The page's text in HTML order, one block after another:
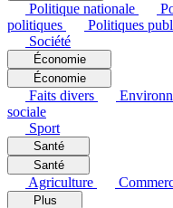
Politique nationale
politiques
Politiques
Société
Économie
Économie
Faits divers
sociale
Sport
Santé
Santé
Agriculture
Plus